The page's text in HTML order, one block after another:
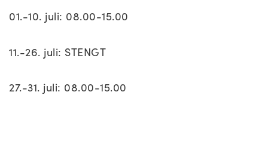
01.-10. juli: 08.00-15.00
11.-26. juli: STENGT
27.-31. juli: 08.00-15.00